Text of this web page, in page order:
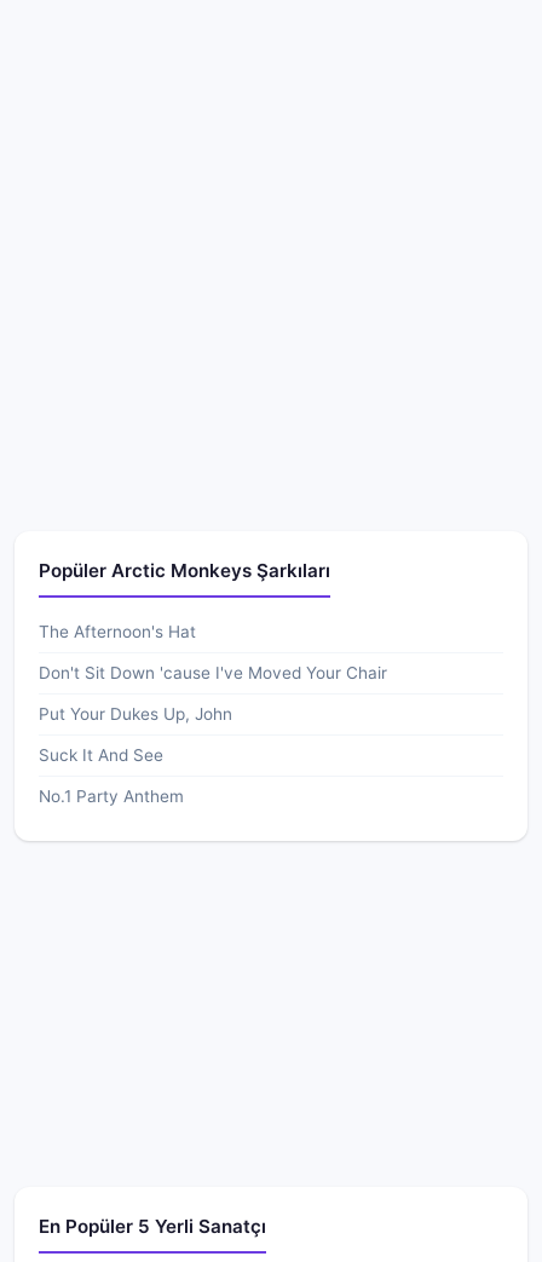
Popüler Arctic Monkeys Şarkıları
The Afternoon's Hat
Don't Sit Down 'cause I've Moved Your Chair
Put Your Dukes Up, John
Suck It And See
No.1 Party Anthem
En Popüler 5 Yerli Sanatçı